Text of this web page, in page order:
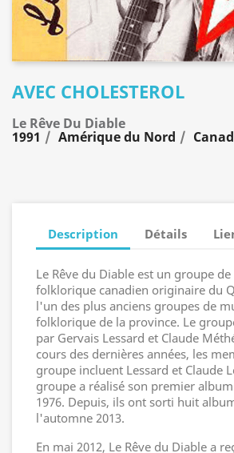
AVEC CHOLESTEROL
Le Rêve Du Diable
1991 Amérique du Nord
Description Détails
Le Rêve du Diable est un groupe
folklorique canadien originaire du
l'un des plus anciens groupes de
folklorique de la province. Le
par Gervais Lessard et Claude
cours des dernières années, les
groupe incluent Lessard et Claude
groupe a réalisé son premier
1976. Depuis, ils ont sorti huit
l'automne 2013.
En mai 2012, Le Rêve du Diable a